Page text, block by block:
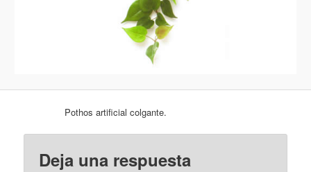
Pothos artificial colgante.
Deja una respuesta